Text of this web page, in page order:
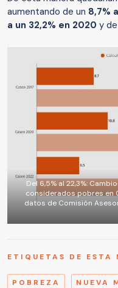
aumentando de un 8,7%
a un 32,2% en 2020 y
Del 6,5% al 22,3%:
considerados pobres en
datos de Comisión
ETIQUETAS DE ESTA
POBREZA NUEVA